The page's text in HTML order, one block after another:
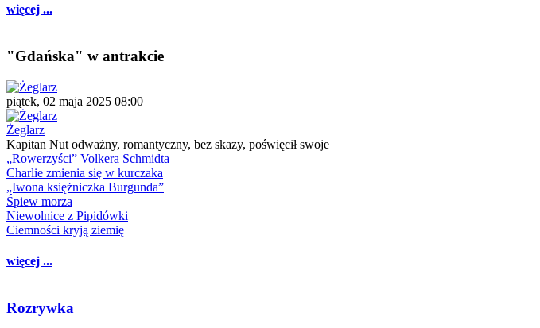
więcej ...
"Gdańska" w antrakcie
piątek, 02 maja 2025 08:00
Żeglarz
Kapitan Nut odważny, romantyczny, bez skazy, poświęcił swoje
„Rowerzyści” Volkera Schmidta
Charlie zmienia się w kurczaka
„Iwona księżniczka Burgunda”
Śpiew morza
Niewolnice z Pipidówki
Ciemności kryją ziemię
więcej ...
Rozrywka